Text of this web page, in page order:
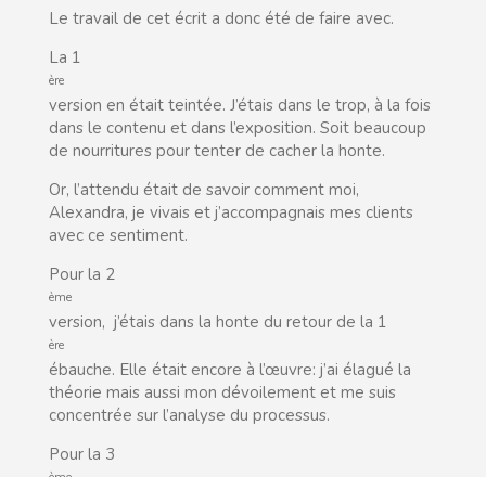
Le travail de cet écrit a donc été de faire avec.
La 1
ère
version en était teintée. J’étais dans le trop, à la fois
dans le contenu et dans l’exposition. Soit beaucoup
de nourritures pour tenter de cacher la honte.
Or, l’attendu était de savoir comment moi,
Alexandra, je vivais et j’accompagnais mes clients
avec ce sentiment.
Pour la 2
ème
version, j’étais dans la honte du retour de la 1
ère
ébauche. Elle était encore à l’œuvre: j’ai élagué la
théorie mais aussi mon dévoilement et me suis
concentrée sur l’analyse du processus.
Pour la 3